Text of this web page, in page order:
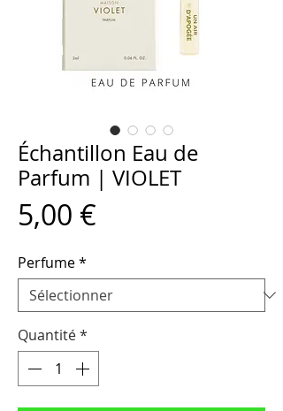
Échantillon Eau de
Parfum | VIOLET
5,00 €
Perfume*
Quantité*